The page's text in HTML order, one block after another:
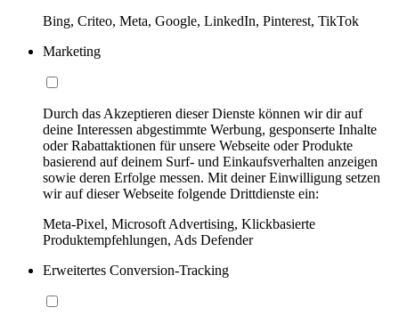
Bing, Criteo, Meta, Google, LinkedIn, Pinterest, TikTok
Marketing
Durch das Akzeptieren dieser Dienste können wir dir auf
deine Interessen abgestimmte Werbung, gesponserte Inhalte
oder Rabattaktionen für unsere Webseite oder Produkte
basierend auf deinem Surf- und Einkaufsverhalten anzeigen
sowie deren Erfolge messen. Mit deiner Einwilligung setzen
wir auf dieser Webseite folgende Drittdienste ein:
Meta-Pixel, Microsoft Advertising, Klickbasierte
Produktempfehlungen, Ads Defender
Erweitertes Conversion-Tracking